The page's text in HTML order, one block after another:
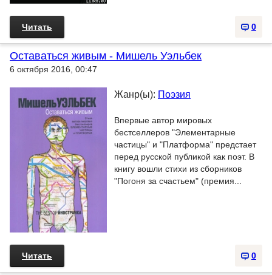
0
Читать
Оставаться живым - Мишель Уэльбек
6 октября 2016, 00:47
Жанр(ы): Поэзия
Впервые автор мировых
бестселлеров "Элементарные
частицы" и "Платформа" предстает
перед русской публикой как поэт. В
книгу вошли стихи из сборников
"Погоня за счастьем" (премия...
0
Читать